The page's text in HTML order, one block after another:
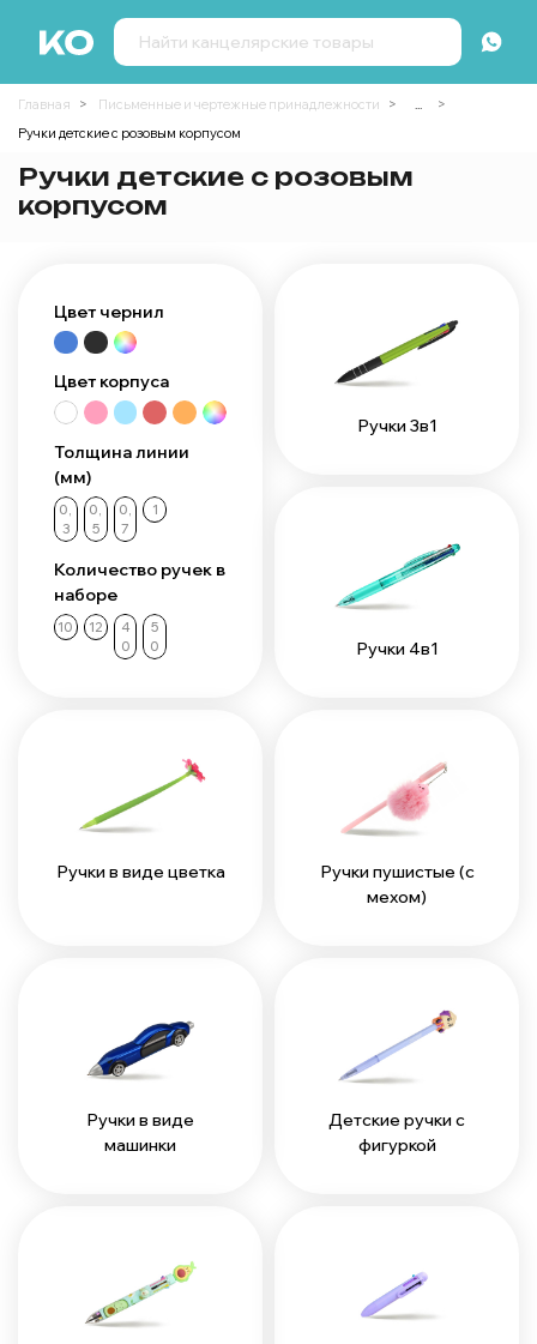
Главная Письменные и чертежные принадлежности
...
Ручки детские с розовым корпусом
Ручки детские с розовым
корпусом
Цвет чернил
Цвет корпуса
Толщина линии
(мм)
0,
3
0,
5
0,
7
1
Количество ручек в
наборе
10 12
4
0
5
0
Ручки 3в1
Ручки 4в1
Ручки в виде цветка
Ручки пушистые (с
мехом)
Ручки в виде
машинки
Детские ручки с
фигуркой